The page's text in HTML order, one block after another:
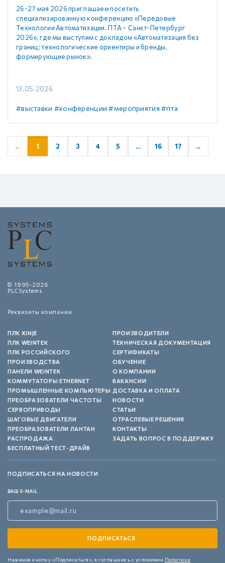
26-27 мая 2026 приглашаем посетить
специализированную конференцию «Передовые
Технологии Автоматизации. ПТА – Санкт-Петербург
2026», где мы выступим с докладом «Автоматизация без
границ: технологические ориентиры и бренды,
формирующие рынок».
13.05.2026
#выставки #конференции #мероприятия #пта
← 1 2 3 4 5 ... 16 17 →
© 1995-2026
PLCSystems
Реквизиты компании
ПЛК XINJE
ПЛК WEINTEK
ПЛК РОССИЙСКОГО
ПРОИЗВОДСТВА
ПАНЕЛИ WEINTEK
КОММУТАТОРЫ ETHERNET
ПРОМЫШЛЕННЫЕ КОМПЬЮТЕРЫ
ПРЕОБРАЗОВАТЕЛИ ЧАСТОТЫ
СЕРВОПРИВОДЫ
ШАГОВЫЕ ДВИГАТЕЛИ
ПРЕОБРАЗОВАТЕЛИ ЛАНТАН
РАСПРОДАЖА
БЕСПЛАТНЫЙ ТЕСТ-ДРАЙВ
ПРОИЗВОДИТЕЛИ
ТЕХНИЧЕСКАЯ ДОКУМЕНТАЦИЯ
СЕРТИФИКАТЫ
ОБУЧЕНИЕ
О КОМПАНИИ
ВАКАНСИИ
ДОСТАВКА И ОПЛАТА
НОВОСТИ
СТАТЬИ
ОТРАСЛЕВЫЕ РЕШЕНИЯ
КОНТАКТЫ
ЗАДАТЬ ВОПРОС В ПОДДЕРЖКУ
ПОДПИСАТЬСЯ НА НОВОСТИ
ВАШ E-MAIL
Нажимая кнопку «Подписаться», я соглашаюсь с условиями Политики